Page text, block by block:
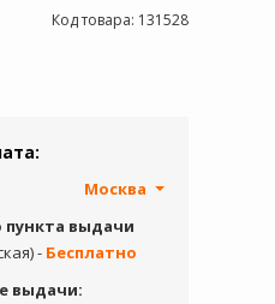
Код товара: 131528
Москва
пункта выдачи
- Бесплатно
выдачи: